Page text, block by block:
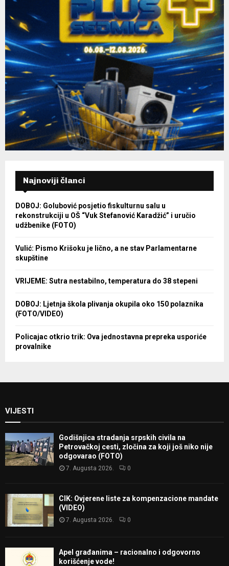
Najnoviji članci
DOBOJ: Golubović posjetio fiskulturnu salu u
rekonstrukciji u OŠ “Vuk Stefanović Karadžić” i uručio
udžbenike (FOTO)
Vulić: Pismo Krišoku je lično, a ne stav Parlamentarne
skupštine
VRIJEME: Sutra nestabilno, temperatura do 38 stepeni
DOBOJ: Ljetnja škola plivanja okupila oko 150 polaznika
(FOTO/VIDEO)
Policajac otkrio trik: Ova jednostavna prepreka usporiće
provalnike
VIJESTI
Godišnjica stradanja srpskih civila na
Petrovačkoj cesti, zločina za koji još niko nije
odgovarao (FOTO)
7. Augusta 2026. 0
CIK: Ovjerene liste za kompenzacione mandate
(VIDEO)
7. Augusta 2026. 0
Apel građanima – racionalno i odgovorno
korišćenje vode!